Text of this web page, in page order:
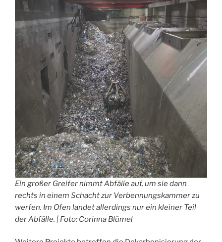
Ein großer Greifer nimmt Abfälle auf, um sie dann
rechts in einem Schacht zur Verbennungskammer zu
werfen. Im Ofen landet allerdings nur ein kleiner Teil
der Abfälle. | Foto: Corinna Blümel